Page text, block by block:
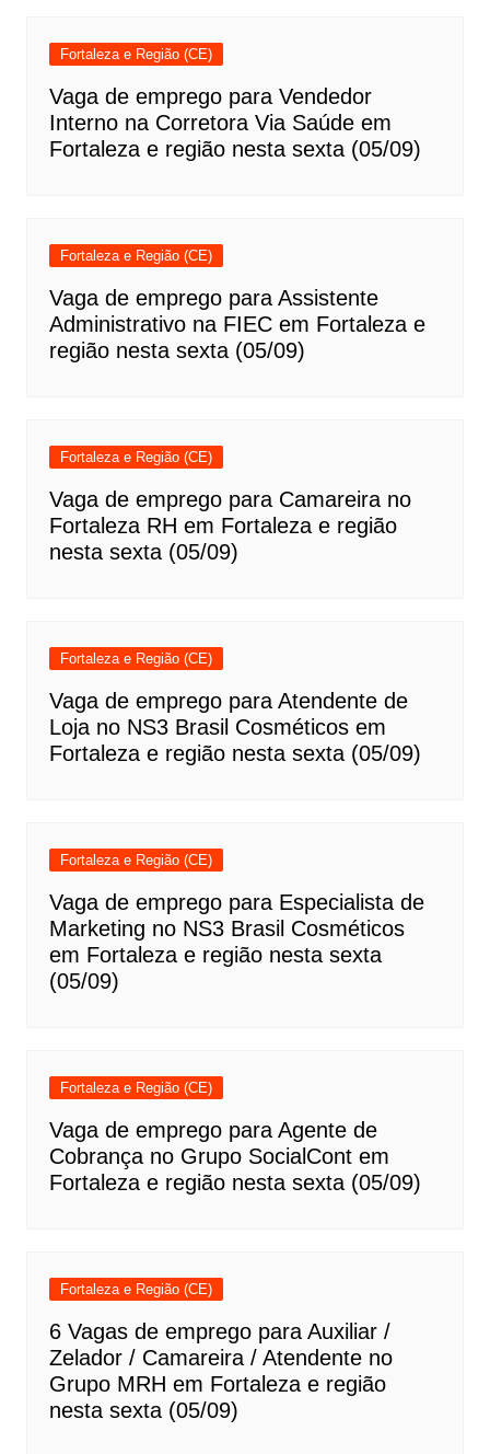
Fortaleza e Região (CE)
Vaga de emprego para Vendedor
Interno na Corretora Via Saúde em
Fortaleza e região nesta sexta (05/09)
Fortaleza e Região (CE)
Vaga de emprego para Assistente
Administrativo na FIEC em Fortaleza e
região nesta sexta (05/09)
Fortaleza e Região (CE)
Vaga de emprego para Camareira no
Fortaleza RH em Fortaleza e região
nesta sexta (05/09)
Fortaleza e Região (CE)
Vaga de emprego para Atendente de
Loja no NS3 Brasil Cosméticos em
Fortaleza e região nesta sexta (05/09)
Fortaleza e Região (CE)
Vaga de emprego para Especialista de
Marketing no NS3 Brasil Cosméticos
em Fortaleza e região nesta sexta
(05/09)
Fortaleza e Região (CE)
Vaga de emprego para Agente de
Cobrança no Grupo SocialCont em
Fortaleza e região nesta sexta (05/09)
Fortaleza e Região (CE)
6 Vagas de emprego para Auxiliar /
Zelador / Camareira / Atendente no
Grupo MRH em Fortaleza e região
nesta sexta (05/09)